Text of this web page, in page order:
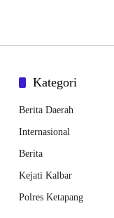
Kategori
Berita Daerah
Internasional
Berita
Kejati Kalbar
Polres Ketapang